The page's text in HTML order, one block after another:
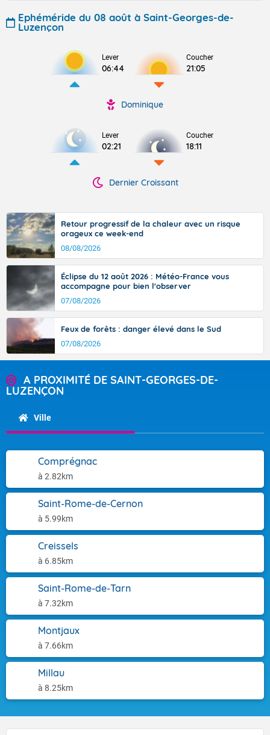
Ephéméride du 08 août à Saint-Georges-de-
Luzençon
Lever
06:44
Coucher
21:05
Dominique
Lever
02:21
Coucher
18:11
Dernier Croissant
Retour progressif de la chaleur avec un risque
orageux ce week-end
08/08/2026
Éclipse du 12 août 2026 : Météo-France vous
accompagne pour bien l'observer
07/08/2026
Feux de forêts : danger élevé dans le Sud
07/08/2026
A PROXIMITÉ DE SAINT-GEORGES-DE-
LUZENÇON
Ville
Comprégnac
à 2.82km
Saint-Rome-de-Cernon
à 5.99km
Creissels
à 6.85km
Saint-Rome-de-Tarn
à 7.32km
Montjaux
à 7.66km
Millau
à 8.25km